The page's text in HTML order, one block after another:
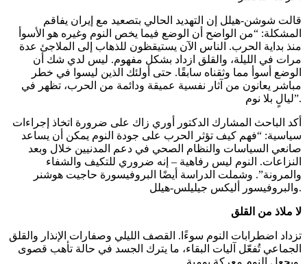
قالت شوشن-هيلل إن التهديد الحالي بتصعيد مع إيران يفاقم
المشكلة: “من الواضح أن الوضع فيما يخص النوم وغيره هو الأسوأ
منذ بداية الحرب. الناس الآن يستيقظون للذهاب إلى الملاجئ عدة
مرات في الليلة، والقلق ازداد بشكل مفهوم. ليس لدي شك أن
الوضع أسوأ مما وثقناه سابقًا. حتى أولئك الذين ليسوا في خطر
مباشر يعانون من آثار نفسية عميقة ودائمة من الحرب، تظهر في
ليالٍ بلا نوم”.
أكد الباحث المشارك الدكتور أوري زاك على ضرورة اتخاذ إجراءات
سياسية: “فهم كيف تؤثر الحرب على جودة النوم يمكن أن يساعد
صانعي السياسات والنظام الصحي في دعم المدنيين خلال وبعد
النزاعات. النوم ليس رفاهية – إنه ضروري للتكيف والشفاء
والمرونة”. وشملت الدراسة أيضًا البروفيسورة حاجيت هوشنر
والبروفيسور أليكس جيليلس-هيلل.
لا ملاذ من القلق
تزداد اضطرابات النوم سوءًا. القصف الليلي وصفارات الإنذار والقلق
الجماعي تُفعّل آليات البقاء، ما يترك الجسد في حالة تأهب قصوى